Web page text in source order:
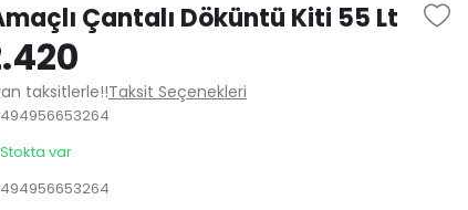
Çantalı Döküntü Kiti 55 Lt
taksitlerle!!Taksit Seçenekleri
494956653264
Stokta var
494956653264